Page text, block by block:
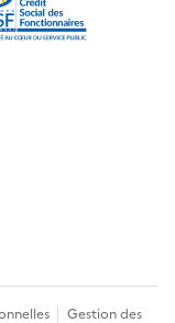
Gestion des